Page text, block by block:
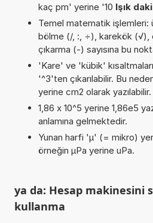
kaç pm' yerine '10 Işık
Temel matematik işlemleri:
bölme (/, :, ÷), karekök (√),
çıkarma (-) sayısına bu
'Kare' ve 'kübik'
'^3'ten çıkarılabilir. Bu
yerine cm2 olarak yazılabilir.
1,86 x 10^5 yerine 1,86e5
anlamına gelmektedir.
Yunan harfi 'µ' (= mikro)
örneğin µPa yerine uPa.
ya da: Hesap makinesini
kullanma